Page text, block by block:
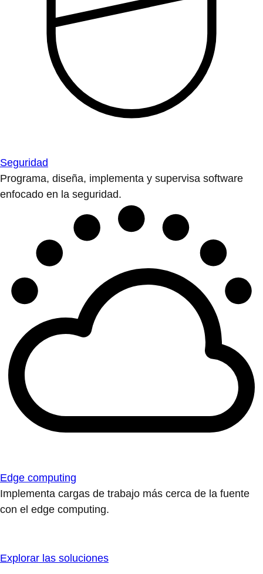
Seguridad
Programa, diseña, implementa y supervisa software
enfocado en la seguridad.
Edge computing
Implementa cargas de trabajo más cerca de la fuente
con el edge computing.
Explorar las soluciones